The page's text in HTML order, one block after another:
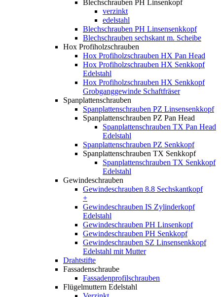
Blechschrauben PH Linsenkopf
verzinkt
edelstahl
Blechschrauben PH Linsensenkkopf
Blechschrauben sechskant m. Scheibe
Hox Profiholzschrauben
Hox Profiholzschrauben HX Pan Head
Hox Profiholzschrauben HX Senkkopf
Edelstahl
Hox Profiholzschrauben HX Senkkopf
Grobganggewinde Schaftfräser
Spanplattenschrauben
Spanplattenschrauben PZ Linsensenkkopf
Spanplattenschrauben PZ Pan Head
Spanplattenschrauben TX Pan Head
Edelstahl
Spanplattenschrauben PZ Senkkopf
Spanplattenschrauben TX Senkkopf
Spanplattenschrauben TX Senkkopf
Edelstahl
Gewindeschrauben
Gewindeschrauben 8.8 Sechskantkopf
+
Gewindeschrauben IS Zylinderkopf
Edelstahl
Gewindeschrauben PH Linsenkopf
Gewindeschrauben PH Senkkopf
Gewindeschrauben SZ Linsensenkkopf
Edelstahl mit Mutter
Drahtstifte
Fassadenschraube
Fassadenprofilschrauben
Flügelmuttern Edelstahl